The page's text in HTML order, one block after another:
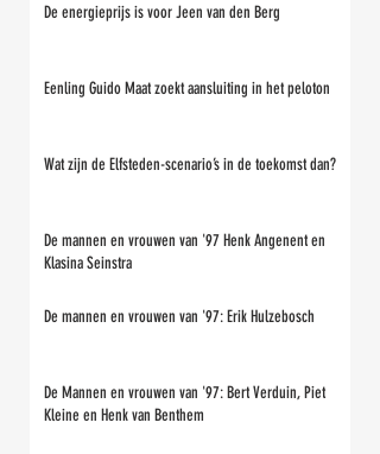
De energieprijs is voor Jeen van den Berg
Eenling Guido Maat zoekt aansluiting in het peloton
Wat zijn de Elfsteden-scenario’s in de toekomst dan?
De mannen en vrouwen van '97 Henk Angenent en
Klasina Seinstra
De mannen en vrouwen van '97: Erik Hulzebosch
De Mannen en vrouwen van '97: Bert Verduin, Piet
Kleine en Henk van Benthem